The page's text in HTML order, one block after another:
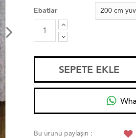
Ebatlar
SEPETE EKLE
Bu ürünü paylaşın :